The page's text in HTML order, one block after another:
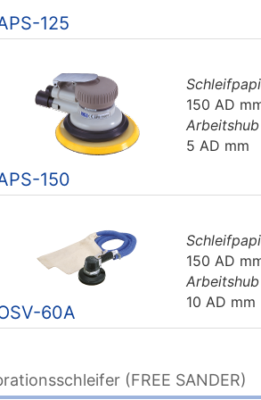
125
150
150 AD
Arbeitshub
5 AD mm
60A
150 AD
Arbeitshub
10 AD mm
(FREE SANDER)